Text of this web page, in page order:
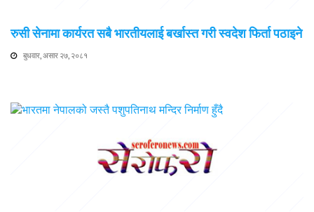
रुसी सेनामा कार्यरत सबै भारतीयलाई बर्खास्त गरी स्वदेश फिर्ता पठाइने
बुधवार, असार २७, २०८१